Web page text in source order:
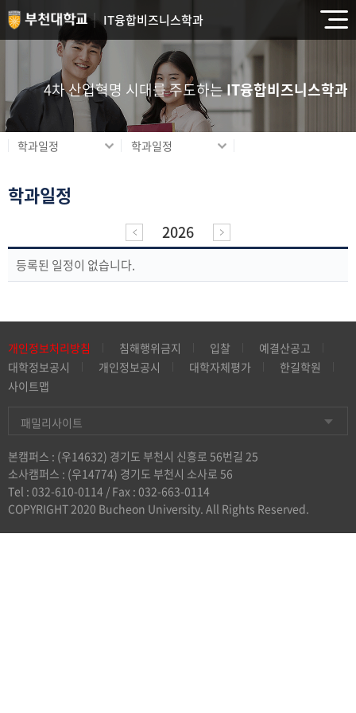
IT융합비즈니스학과
4차 산업혁명 시대를 주도하는IT융합비즈니스학과
학과일정 학과일정
학과일정
2026
등록된 일정이 없습니다.
개인정보처리방침 침해행위금지 입찰
예결산공고
대학정보공시
개인정보공시 대학자체평가
한길학원
사이트맵
패밀리사이트
본캠퍼스 : (우14632) 경기도 부천시 신흥로 56번길 25
소사캠퍼스 : (우14774) 경기도 부천시 소사로 56
Tel : 032-610-0114 / Fax : 032-663-0114
COPYRIGHT 2020 Bucheon University. All Rights Reserved.